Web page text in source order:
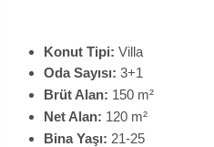
Konut Tipi: Villa
Oda Sayısı: 3+1
Brüt Alan: 150 m²
Net Alan: 120 m²
Bina Yaşı: 21-25